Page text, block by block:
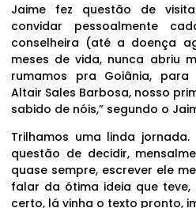
Jaime fez questão de
convidar pessoalmente
conselheira (até a doença
meses de vida, nunca abriu
rumamos pra Goiânia,
Altair Sales Barbosa, nosso
sabido de nóis,” segundo o
Trilhamos uma linda jornada.
questão de decidir,
quase sempre, escrever ele
falar da ótima ideia que teve,
certo, lá vinha o texto pronto,